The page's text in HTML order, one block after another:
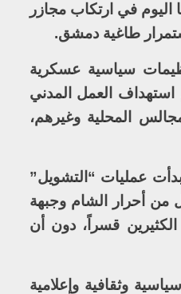
اليوم في ارتكاب مجازر
طاغية دمشق.
سياسية عسكرية
استهداف العمل المدني
المحلية وغيرهم،
هناك من سبقها إلى ذلك منذ منتصف عام 2012، حينما بدأت عمليات “التشويل”
من أحرار الشام وجبهة
قسراً، دون أن
وثقافية وإعلامية